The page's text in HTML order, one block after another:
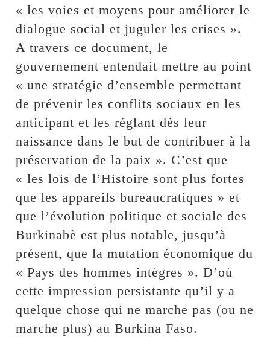
« les voies et moyens pour améliorer le
dialogue social et juguler les crises ».
A travers ce document, le
gouvernement entendait mettre au point
« une stratégie d’ensemble permettant
de prévenir les conflits sociaux en les
anticipant et les réglant dès leur
naissance dans le but de contribuer à la
préservation de la paix ». C’est que
« les lois de l’Histoire sont plus fortes
que les appareils bureaucratiques » et
que l’évolution politique et sociale des
Burkinabè est plus notable, jusqu’à
présent, que la mutation économique du
« Pays des hommes intègres ». D’où
cette impression persistante qu’il y a
quelque chose qui ne marche pas (ou ne
marche plus) au Burkina Faso.